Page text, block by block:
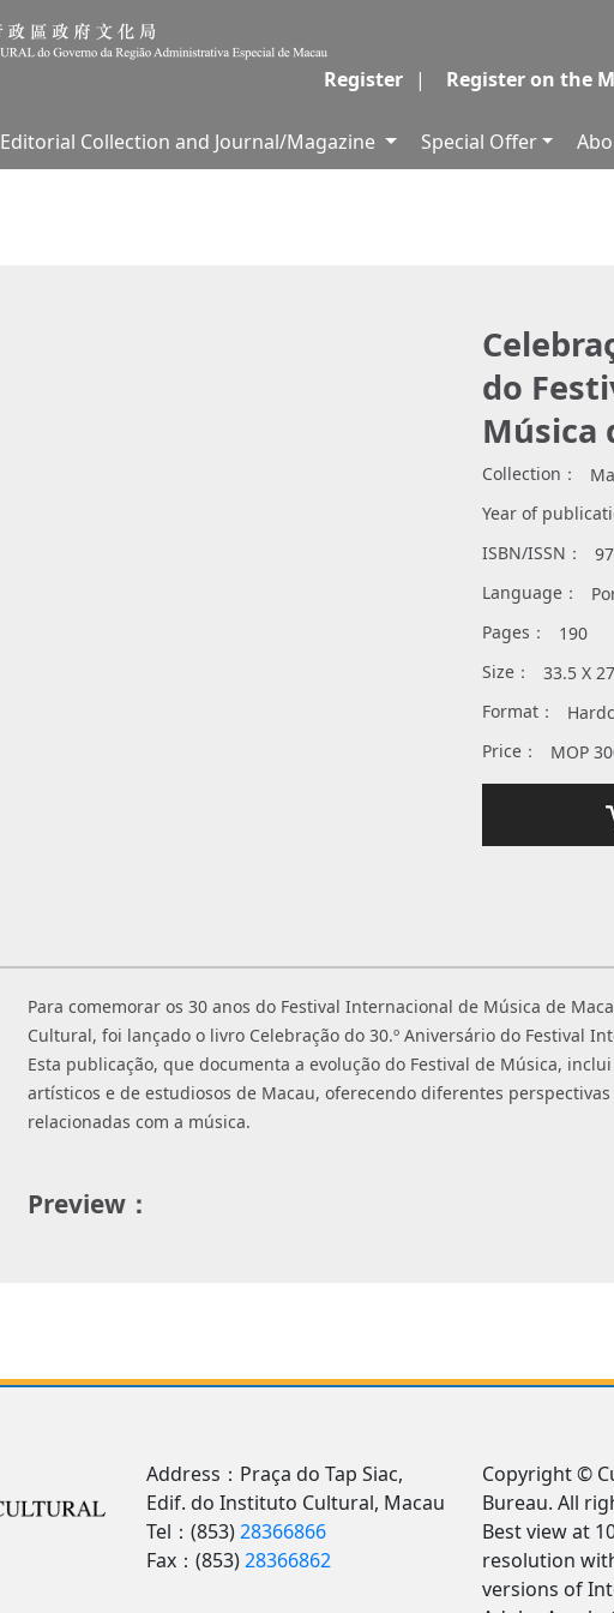
Register
| Register on the
Editorial Collection and Journal/Magazine Special Offer
do
Música
Collection：
Year of
ISBN/ISSN：
Language：
Pages：
190
Size：
33.5 X
Format：
Price：
MOP
Para comemorar os 30 anos do Festival Internacional de Música de
Cultural, foi lançado o livro Celebração do 30.º Aniversário do Festival
Esta publicação, que documenta a evolução do Festival de Música,
artísticos e de estudiosos de Macau, oferecendo diferentes
relacionadas com a música.
Preview：
Address：Praça do Tap Siac,
Edif. do Instituto Cultural, Macau
Tel：(853)28366866
Fax：(853)28366862
Copyright ©
Bureau. All
Best view at
resolution
versions of